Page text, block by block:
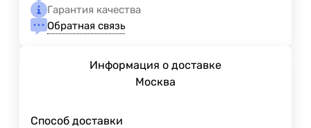
Гарантия качества
Обратная связь
Информация о доставке
Москва
Способ доставки